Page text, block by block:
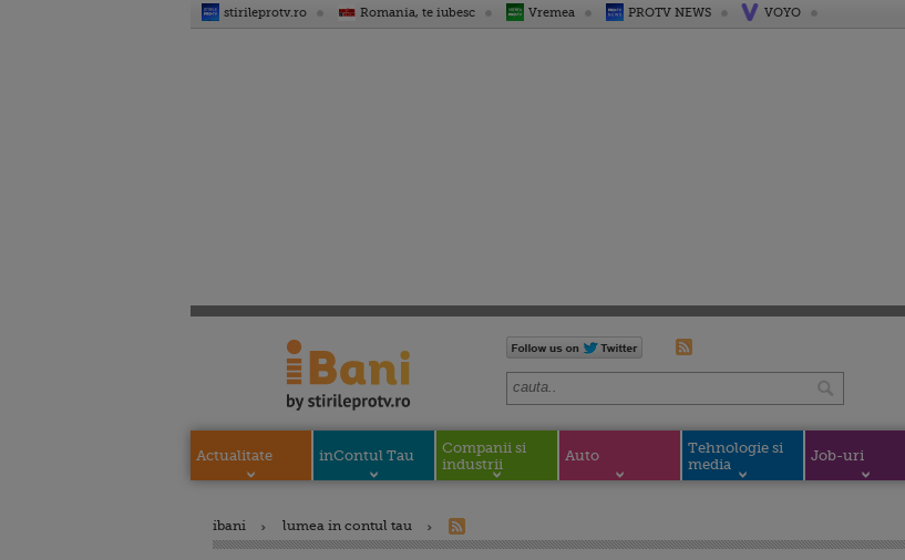
stirileprotv.ro Romania, te iubesc Vremea PROTV NEWS VOYO
Actualitate inContul Tau
Companii si
industrii
Auto
Tehnologie si
media
Job-uri
ibani lumea in contul tau